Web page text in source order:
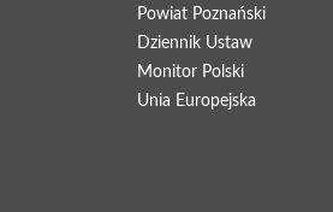
Powiat Poznański
Dziennik Ustaw
Monitor Polski
Unia Europejska